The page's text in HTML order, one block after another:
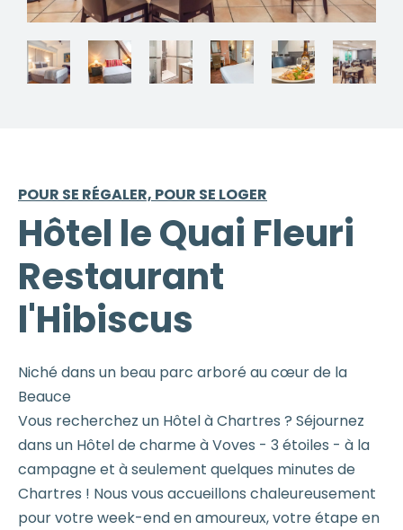
POUR SE RÉGALER, POUR SE LOGER
Hôtel le Quai Fleuri
Restaurant
l'Hibiscus
Niché dans un beau parc arboré au cœur de la
Beauce
Vous recherchez un Hôtel à Chartres ? Séjournez
dans un Hôtel de charme à Voves - 3 étoiles - à la
campagne et à seulement quelques minutes de
Chartres ! Nous vous accueillons chaleureusement
pour votre week-end en amoureux, votre étape en